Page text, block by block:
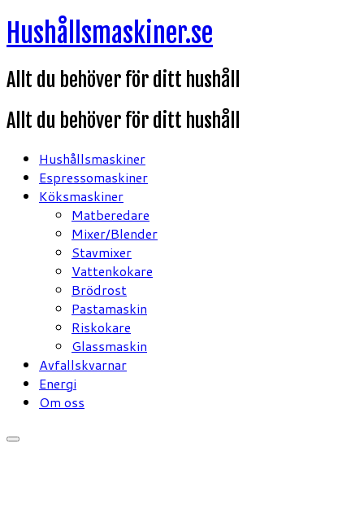
Hoppa
till
Hushållsmaskiner.se
Allt du behöver för ditt hushåll
Allt du behöver för ditt hushåll
Hushållsmaskiner
Espressomaskiner
Köksmaskiner
Matberedare
Mixer/Blender
Stavmixer
Vattenkokare
Brödrost
Pastamaskin
Riskokare
Glassmaskin
Avfallskvarnar
Energi
Om oss